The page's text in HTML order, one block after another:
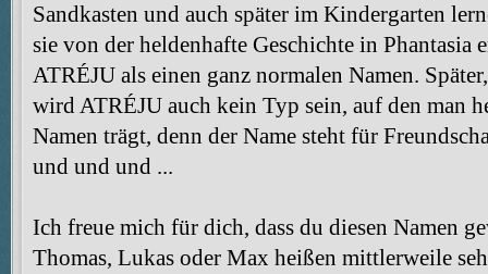
Sandkasten und auch später im Kindergarten
sie von der heldenhafte Geschichte in Phantasia
ATRÉJU als einen ganz normalen Namen.
wird ATRÉJU auch kein Typ sein, auf den man
Namen trägt, denn der Name steht für
und und und ...
Ich freue mich für dich, dass du diesen Namen
Thomas, Lukas oder Max heißen mittlerweile